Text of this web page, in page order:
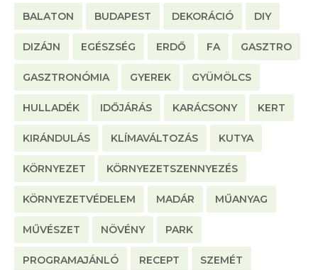
BALATON BUDAPEST DEKORÁCIÓ DIY
DIZÁJN EGÉSZSÉG ERDŐ FA GASZTRO
GASZTRONÓMIA GYEREK GYÜMÖLCS
HULLADÉK IDŐJÁRÁS KARÁCSONY KERT
KIRÁNDULÁS KLÍMAVÁLTOZÁS KUTYA
KÖRNYEZET KÖRNYEZETSZENNYEZÉS
KÖRNYEZETVÉDELEM MADÁR MŰANYAG
MŰVÉSZET NÖVÉNY PARK
PROGRAMAJÁNLÓ RECEPT SZEMÉT